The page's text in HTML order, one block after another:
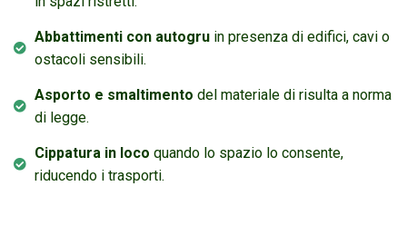
Abbattimenti con autogruin presenza di edifici, cavi o
ostacoli sensibili.
Asporto e smaltimento del materiale di risulta a norma
di legge.
Cippatura in loco quando lo spazio lo consente,
riducendo i trasporti.